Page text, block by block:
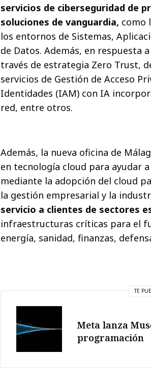
servicios de ciberseguridad de
soluciones de vanguardia, como
los entornos de Sistemas,
de Datos. Además, en respuesta
través de estrategia Zero Trust,
servicios de Gestión de Acceso
Identidades (IAM) con IA
red, entre otros.
Además, la nueva oficina de
en tecnología cloud para ayudar
mediante la adopción del cloud
la gestión empresarial y la
servicio a clientes de sectores
infraestructuras críticas para el
energía, sanidad, finanzas,
TE
Meta lanza
programación